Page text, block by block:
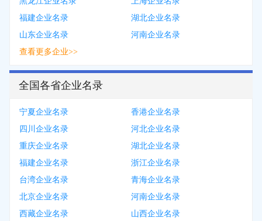
福建企业名录
湖北企业名录
山东企业名录
河南企业名录
查看更多企业>>
全国各省企业名录
宁夏企业名录
香港企业名录
四川企业名录
河北企业名录
重庆企业名录
湖北企业名录
福建企业名录
浙江企业名录
台湾企业名录
青海企业名录
北京企业名录
河南企业名录
西藏企业名录
山西企业名录